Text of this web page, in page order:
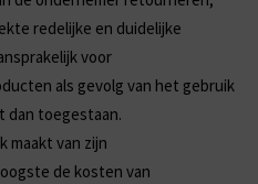
redelijke en duidelijke
voor
als gevolg van het gebruik
dan toegestaan.
maakt van zijn
de kosten van